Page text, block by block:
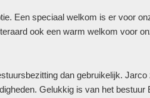
Een speciaal welkom is er voor
ook een warm welkom voor
dan gebruikelijk.
Gelukkig is van het bestuur